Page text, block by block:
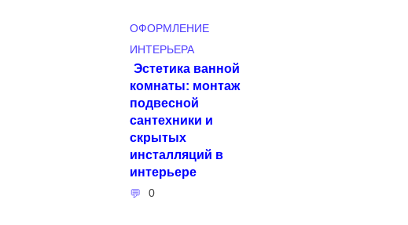
ОФОРМЛЕНИЕ
ИНТЕРЬЕРА
Эстетика ванной
комнаты: монтаж
подвесной
сантехники и
скрытых
инсталляций в
интерьере
0